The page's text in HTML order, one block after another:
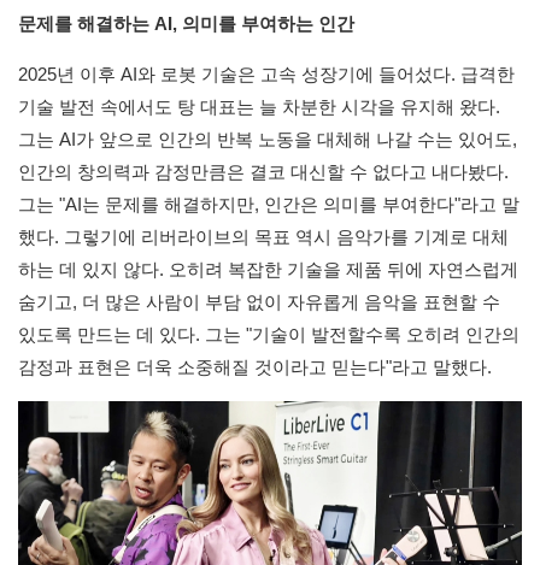
문제를 해결하는 AI, 의미를 부여하는 인간
2025년 이후 AI와 로봇 기술은 고속 성장기에 들어섰다. 급격한
기술 발전 속에서도 탕 대표는 늘 차분한 시각을 유지해 왔다.
그는 AI가 앞으로 인간의 반복 노동을 대체해 나갈 수는 있어도,
인간의 창의력과 감정만큼은 결코 대신할 수 없다고 내다봤다.
그는 "AI는 문제를 해결하지만, 인간은 의미를 부여한다"라고 말
했다. 그렇기에 리버라이브의 목표 역시 음악가를 기계로 대체
하는 데 있지 않다. 오히려 복잡한 기술을 제품 뒤에 자연스럽게
숨기고, 더 많은 사람이 부담 없이 자유롭게 음악을 표현할 수
있도록 만드는 데 있다. 그는 "기술이 발전할수록 오히려 인간의
감정과 표현은 더욱 소중해질 것이라고 믿는다"라고 말했다.